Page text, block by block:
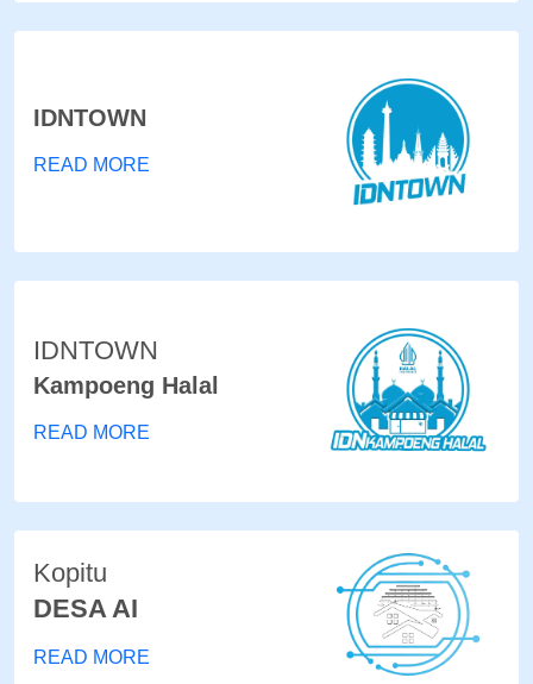
IDNTOWN
READ MORE
IDNTOWN
Kampoeng Halal
READ MORE
Kopitu
DESA AI
READ MORE